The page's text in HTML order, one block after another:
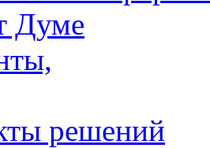
Думе
решений